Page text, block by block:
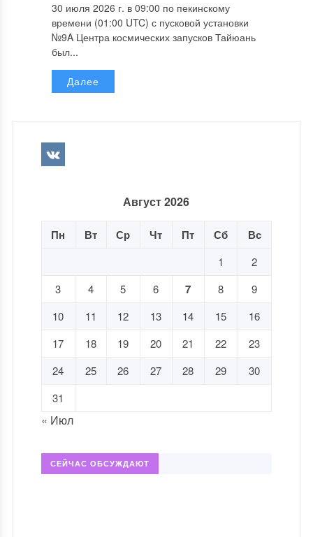
30 июля 2026 г. в 09:00 по пекинскому
времени (01:00 UTC) с пусковой установки
№9A Центра космических запусков Тайюань
был...
Далее
Август 2026
Пн Вт Ср Чт Пт Сб Вс
1
2
3
4 5 6 7 8
9
10
11 12 13 14 15
16
17
18 19 20 21 22
23
24
25 26 27 28 29
30
31
« Июл
СЕЙЧАС ОБСУЖДАЮТ